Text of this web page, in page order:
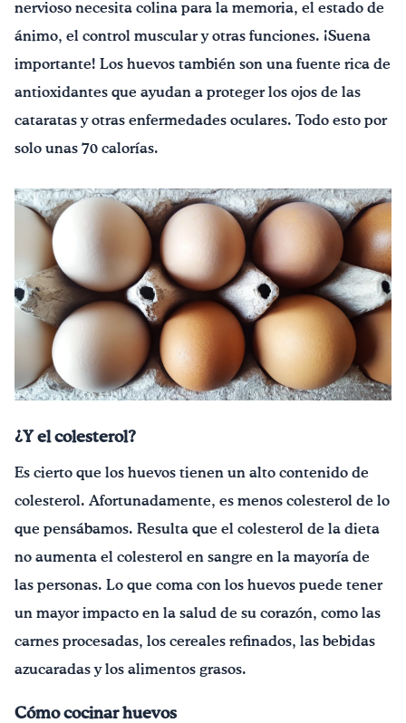
nervioso necesita colina para la memoria, el estado de
ánimo, el control muscular y otras funciones. ¡Suena
importante! Los huevos también son una fuente rica de
antioxidantes que ayudan a proteger los ojos de las
cataratas y otras enfermedades oculares. Todo esto por
solo unas 70 calorías.
¿Y el colesterol?
Es cierto que los huevos tienen un alto contenido de
colesterol. Afortunadamente, es menos colesterol de lo
que pensábamos. Resulta que el colesterol de la dieta
no aumenta el colesterol en sangre en la mayoría de
las personas. Lo que coma con los huevos puede tener
un mayor impacto en la salud de su corazón, como las
carnes procesadas, los cereales refinados, las bebidas
azucaradas y los alimentos grasos.
Cómo cocinar huevos